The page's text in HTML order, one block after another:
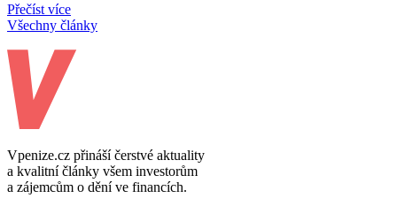
Přečíst více
Všechny články
Vpenize.cz přináší čerstvé aktuality
a kvalitní články všem investorům
a zájemcům o dění ve financích.